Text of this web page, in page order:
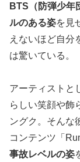
BTS（防弾少年
ルのある姿を見
えないほど自分
は驚いている。
アーティストと
らしい笑顔や飾
ングク。そんな
コンテンツ「
事故レベルの姿